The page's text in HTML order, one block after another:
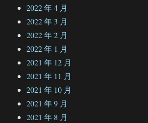
2022 年 4 月
2022 年 3 月
2022 年 2 月
2022 年 1 月
2021 年 12 月
2021 年 11 月
2021 年 10 月
2021 年 9 月
2021 年 8 月